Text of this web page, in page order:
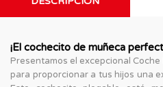
¡El cochecito de muñeca
Presentamos el excepcional
para proporcionar a tus hijos una